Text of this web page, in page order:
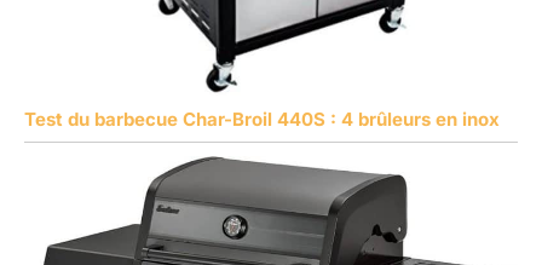
Test du barbecue Char-Broil 440S : 4 brûleurs en inox